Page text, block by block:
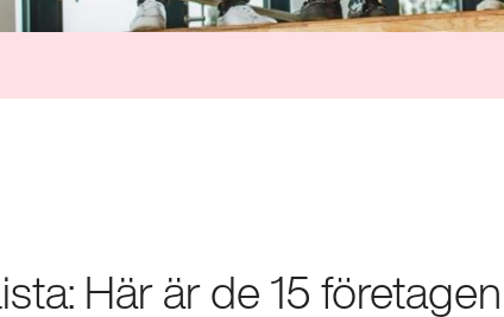
Lista: Här är de 15